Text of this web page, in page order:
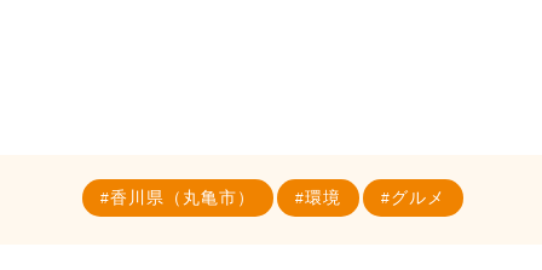
香川県（丸亀市） 環境 グルメ